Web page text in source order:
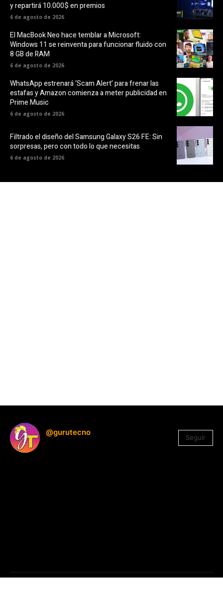
y repartirá 10.000$ en premios
6 de agosto de 2026
El MacBook Neo hace temblar a Microsoft:
Windows 11 se reinventa para funcionar fluido con
8 GB de RAM
6 de agosto de 2026
WhatsApp estrenará ‘Scam Alert’ para frenar las
estafas y Amazon comienza a meter publicidad en
Prime Music
6 de agosto de 2026
Filtrado el diseño del Samsung Galaxy S26 FE: Sin
sorpresas, pero con todo lo que necesitas
6 de agosto de 2026
@gurutecno
Seguir